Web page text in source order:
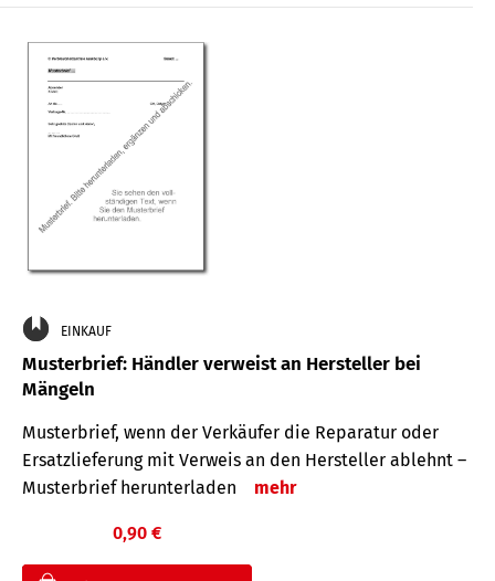
EINKAUF
Musterbrief: Händler verweist an Hersteller bei
Mängeln
Musterbrief, wenn der Verkäufer die Reparatur oder
Ersatzlieferung mit Verweis an den Hersteller ablehnt –
Musterbrief herunterladen
mehr
0,90 €